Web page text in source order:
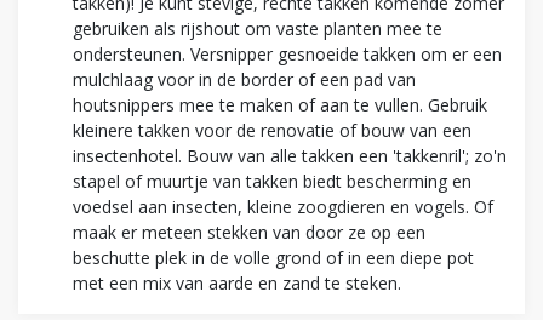
gebruiken als rijshout om vaste planten mee te
ondersteunen. Versnipper gesnoeide takken om er een
mulchlaag voor in de border of een pad van
houtsnippers mee te maken of aan te vullen. Gebruik
kleinere takken voor de renovatie of bouw van een
insectenhotel. Bouw van alle takken een 'takkenril'; zo'n
stapel of muurtje van takken biedt bescherming en
voedsel aan insecten, kleine zoogdieren en vogels. Of
maak er meteen stekken van door ze op een
beschutte plek in de volle grond of in een diepe pot
met een mix van aarde en zand te steken.